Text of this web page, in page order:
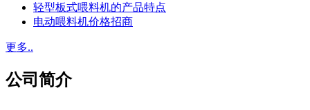
轻型板式喂料机的产品特点
电动喂料机价格招商
更多..
公司简介